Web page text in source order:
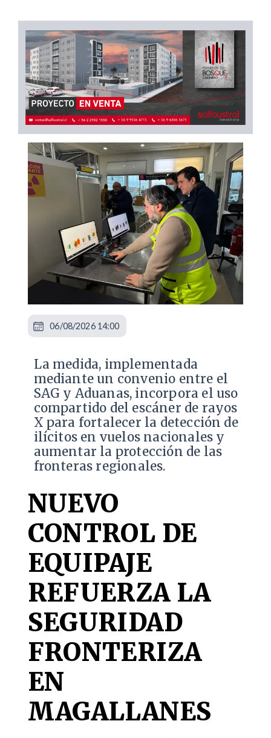
La medida, implementada
mediante un convenio entre el
SAG y Aduanas, incorpora el uso
compartido del escáner de rayos
X para fortalecer la detección de
ilícitos en vuelos nacionales y
aumentar la protección de las
fronteras regionales.
NUEVO
CONTROL DE
EQUIPAJE
REFUERZA LA
SEGURIDAD
FRONTERIZA
EN
MAGALLANES
06/08/2026 14:00